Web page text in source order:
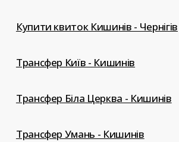
Купити квиток Кишинів - Чернігів
Трансфер Київ - Кишинів
Трансфер Біла Церква - Кишинів
Трансфер Умань - Кишинів